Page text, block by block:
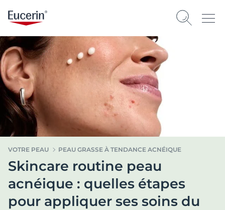
VOTRE PEAU PEAU GRASSE À TENDANCE ACNÉIQUE
Skincare routine peau
acnéique : quelles étapes
pour appliquer ses soins du